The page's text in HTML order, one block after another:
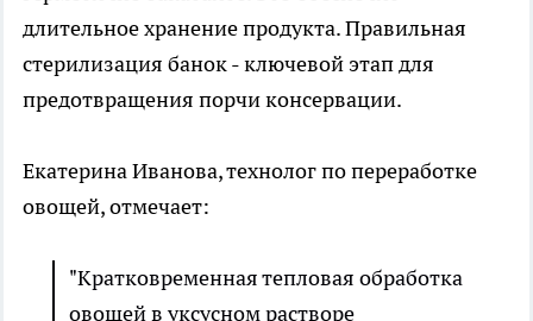
длительное хранение продукта. Правильная
стерилизация банок - ключевой этап для
предотвращения порчи консервации.
Екатерина Иванова, технолог по переработке
овощей, отмечает:
"Кратковременная тепловая обработка
овощей в уксусном растворе